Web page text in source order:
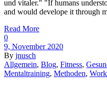
und vitaler." "If humans
and would develope it through
Read More
0
9, November 2020
By jnusch
Allgemein, Blog, Fitness,
Mentaltraining, Methoden,